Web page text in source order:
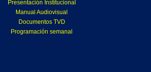
Presentación Institucional
Manual Audiovisual
Documentos TVD
Programación semanal